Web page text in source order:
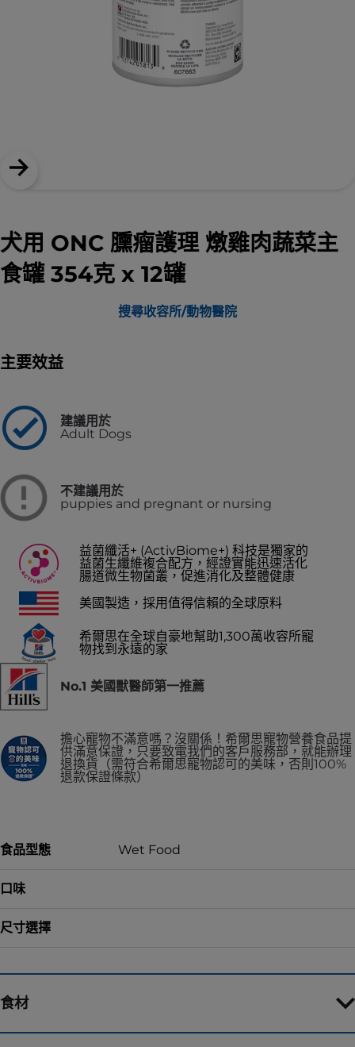
犬用 ONC 臐瘤護理 燉雞肉蔬菜主
食罐 354克 x 12罐
搜尋收容所/動物醫院
主要效益
建議用於
Adult Dogs
不建議用於
puppies and pregnant or nursing
益菌纖活+ (ActivBiome+) 科技是獨家的
益菌生纖維複合配方，經證實能迅速活化
腸道微生物菌叢，促進消化及整體健康
美國製造，採用值得信賴的全球原料
希爾思在全球自豪地幫助1,300萬收容所寵
物找到永遠的家
No.1 美國獸醫師第一推薦
擔心寵物不滿意嗎？沒關係！希爾思寵物營養食品提
供滿意保證，只要致電我們的客戶服務部，就能辦理
退換貨（需符合希爾思寵物認可的美味，否則100%
退款保證條款）
食品型態 Wet Food
口味
尺寸選擇
食材